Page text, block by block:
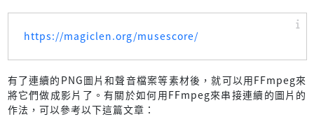
https://magiclen.org/musescore/
有了連續的PNG圖片和聲音檔案等素材後，就可以用FFmpeg來
將它們做成影片了。有關於如何用FFmpeg來串接連續的圖片的
作法，可以參考以下這篇文章：